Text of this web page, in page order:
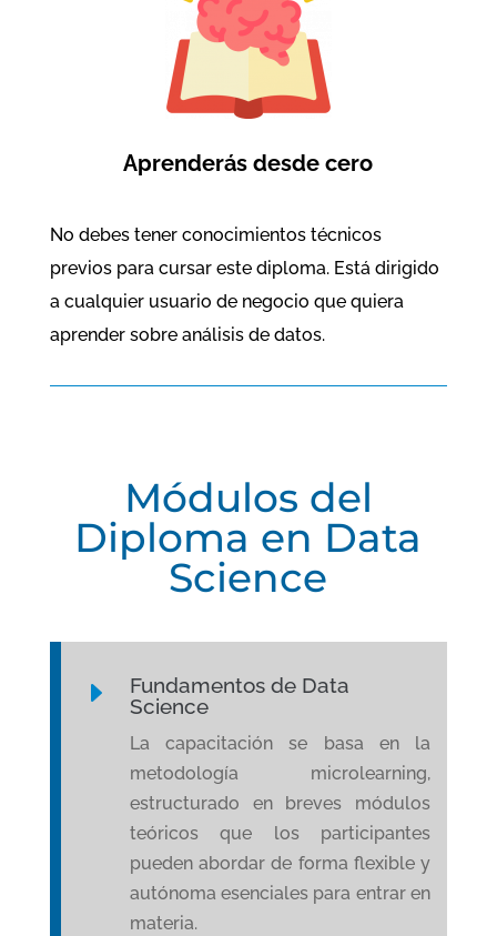
Aprenderás desde cero
No debes tener conocimientos técnicos
previos para cursar este diploma. Está dirigido
a cualquier usuario de negocio que quiera
aprender sobre análisis de datos.
Módulos del
Diploma en Data
Science
E
Fundamentos de Data
Science
La capacitación se basa en la
metodología microlearning,
estructurado en breves módulos
teóricos que los participantes
pueden abordar de forma flexible y
autónoma esenciales para entrar en
materia.